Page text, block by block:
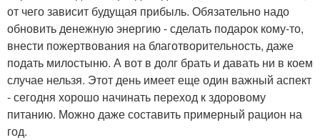
от чего зависит будущая прибыль. Обязательно надо
обновить денежную энергию - сделать подарок кому-то,
внести пожертвования на благотворительность, даже
подать милостыню. А вот в долг брать и давать ни в коем
случае нельзя. Этот день имеет еще один важный аспект
- сегодня хорошо начинать переход к здоровому
питанию. Можно даже составить примерный рацион на
год.